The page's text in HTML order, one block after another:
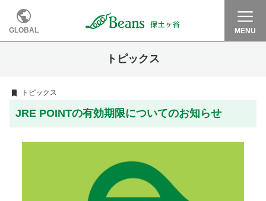
GLOBAL MENU
トピックス
トピックス
JRE POINTの有効期限についてのお知らせ